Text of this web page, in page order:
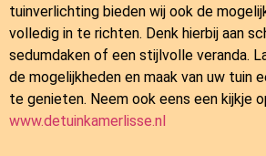
tuinverlichting bieden wij ook de
volledig in te richten. Denk hierbij aan
sedumdaken of een stijlvolle veranda.
de mogelijkheden en maak van uw tuin
te genieten. Neem ook eens een kijkje
www.detuinkamerlisse.nl